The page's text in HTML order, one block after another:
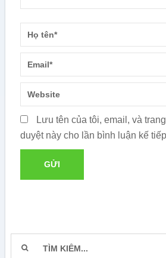
Lưu tên của tôi, email, và
duyệt này cho lần bình luận kế